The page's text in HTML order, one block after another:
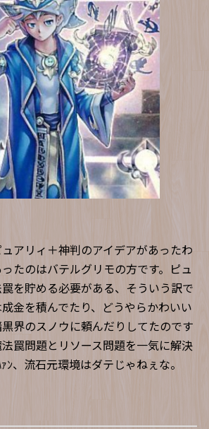
アリィ＋神判のアイデアがあったわ
たのはバテルグリモの方です。ピュ
を貯める必要がある、そういう訳で
金を積んでたり、どうやらかわいい
界のスノウに頼んだりしてたのです
罠問題とリソース問題を一気に解決
ﾝ、流石元環境はダテじゃねぇな。